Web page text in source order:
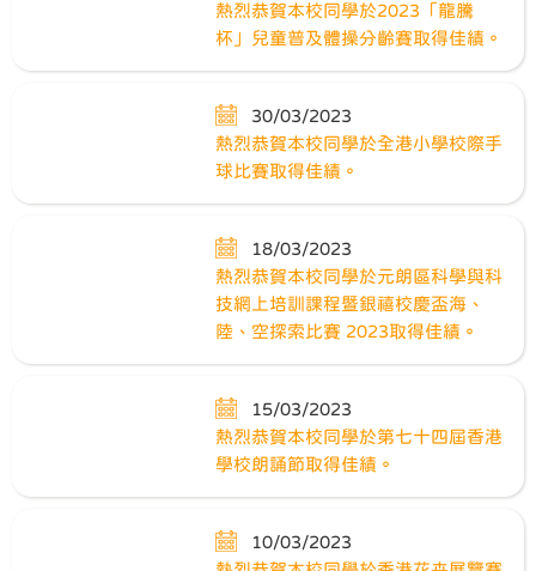
熱烈恭賀本校同學於2023「龍騰
杯」兒童普及體操分齡賽取得佳績。
30/03/2023
熱烈恭賀本校同學於全港小學校際手
球比賽取得佳績。
18/03/2023
熱烈恭賀本校同學於元朗區科學與科
技網上培訓課程暨銀禧校慶盃海、
陸、空探索比賽 2023取得佳績。
15/03/2023
熱烈恭賀本校同學於第七十四屆香港
學校朗誦節取得佳績。
10/03/2023